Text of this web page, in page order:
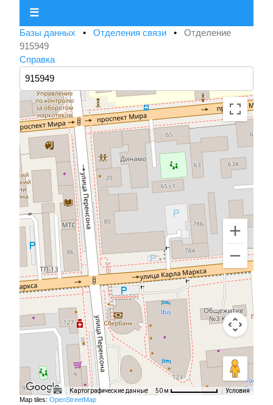
☰
Базы данных • Отделения связи • Отделение
915949
Справка
Картографические данные 50 м Условия
Map tiles: OpenStreetMap